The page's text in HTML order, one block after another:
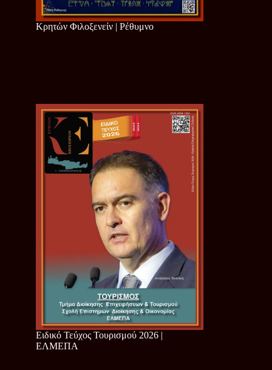
Κρητών Φιλοξενείν | Ρέθυμνο
Ειδικό Τεύχος Τουρισμού 2026 |
ΕΛΜΕΠΑ